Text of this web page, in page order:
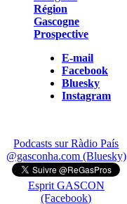
Région
Gascogne
Prospective
E-mail
Facebook
Bluesky
Instagram
Podcasts sur Ràdio País
@gasconha.com (Bluesky)
Esprit GASCON
(Facebook)